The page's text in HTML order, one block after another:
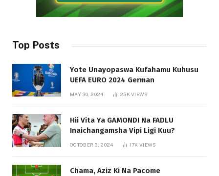
Top Posts
Yote Unayopaswa Kufahamu Kuhusu
UEFA EURO 2024 German
MAY 30, 2024 25KVIEWS
Hii Vita Ya GAMONDI Na FADLU
Inaichangamsha Vipi Ligi Kuu?
OCTOBER 3, 2024 17KVIEWS
Chama, Aziz Ki Na Pacome